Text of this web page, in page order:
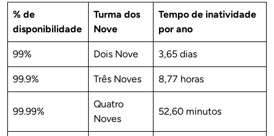
% de
disponibilidade
Turma dos
Nove
Tempo de inatividade
por ano
99% Dois Nove 3,65 dias
99.9% Três Noves 8,77 horas
99.99%
Quatro
Noves
52,60 minutos